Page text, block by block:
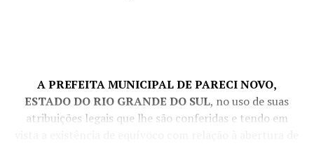
A PREFEITA MUNICIPAL DE PARECI NOVO,
ESTADO DO RIO GRANDE DO SUL, no uso de suas
atribuições legais que lhe são conferidas e tendo em